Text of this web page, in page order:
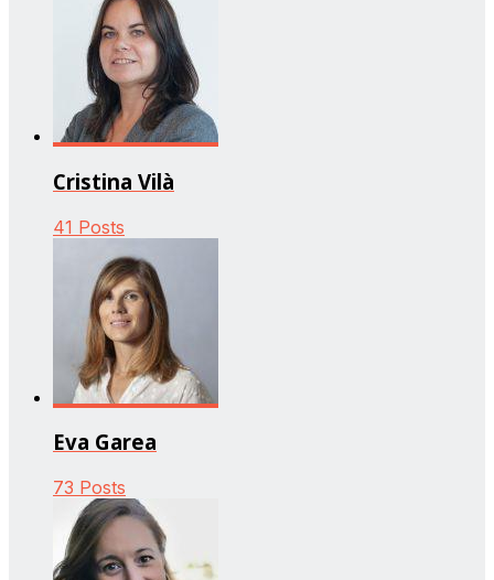
Cristina Vilà
41 Posts
Eva Garea
73 Posts